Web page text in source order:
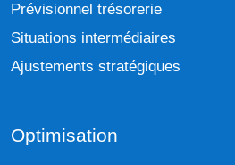
Prévisionnel trésorerie
Situations intermédiaires
Ajustements stratégiques
Optimisation